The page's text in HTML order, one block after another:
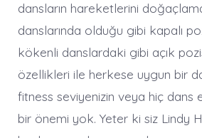
dansların hareketlerini
danslarında olduğu gibi kapalı
kökenli danslardaki gibi açık
özellikleri ile herkese uygun bir
fitness seviyenizin veya hiç dans
bir önemi yok. Yeter ki siz Lindy